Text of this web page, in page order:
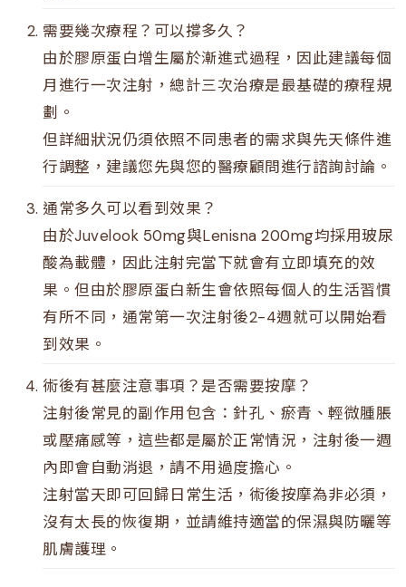
需要幾次療程？可以撐多久？
由於膠原蛋白增生屬於漸進式過程，因此建議每個
月進行一次注射，總計三次治療是最基礎的療程規
劃。
但詳細狀況仍須依照不同患者的需求與先天條件進
行調整，建議您先與您的醫療顧問進行諮詢討論。
通常多久可以看到效果？
由於Juvelook 50mg與Lenisna 200mg均採用玻尿
酸為載體，因此注射完當下就會有立即填充的效
果。但由於膠原蛋白新生會依照每個人的生活習慣
有所不同，通常第一次注射後2-4週就可以開始看
到效果。
術後有甚麼注意事項？是否需要按摩？
注射後常見的副作用包含：針孔、瘀青、輕微腫脹
或壓痛感等，這些都是屬於正常情況，注射後一週
內即會自動消退，請不用過度擔心。
注射當天即可回歸日常生活，術後按摩為非必須，
沒有太長的恢復期，並請維持適當的保濕與防曬等
肌膚護理。